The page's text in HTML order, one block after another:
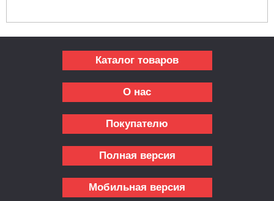
Каталог товаров
О нас
Покупателю
Полная версия
Мобильная версия